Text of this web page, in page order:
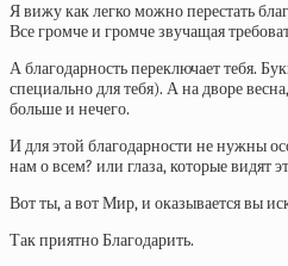
Я вижу как легко можно перестать
Все громче и громче звучащая
А благодарность переключает тебя.
специально для тебя). А на дворе
больше и нечего.
И для этой благодарности не нужны
нам о всем? или глаза, которые видят
Вот ты, а вот Мир, и оказывается вы
Так приятно Благодарить.